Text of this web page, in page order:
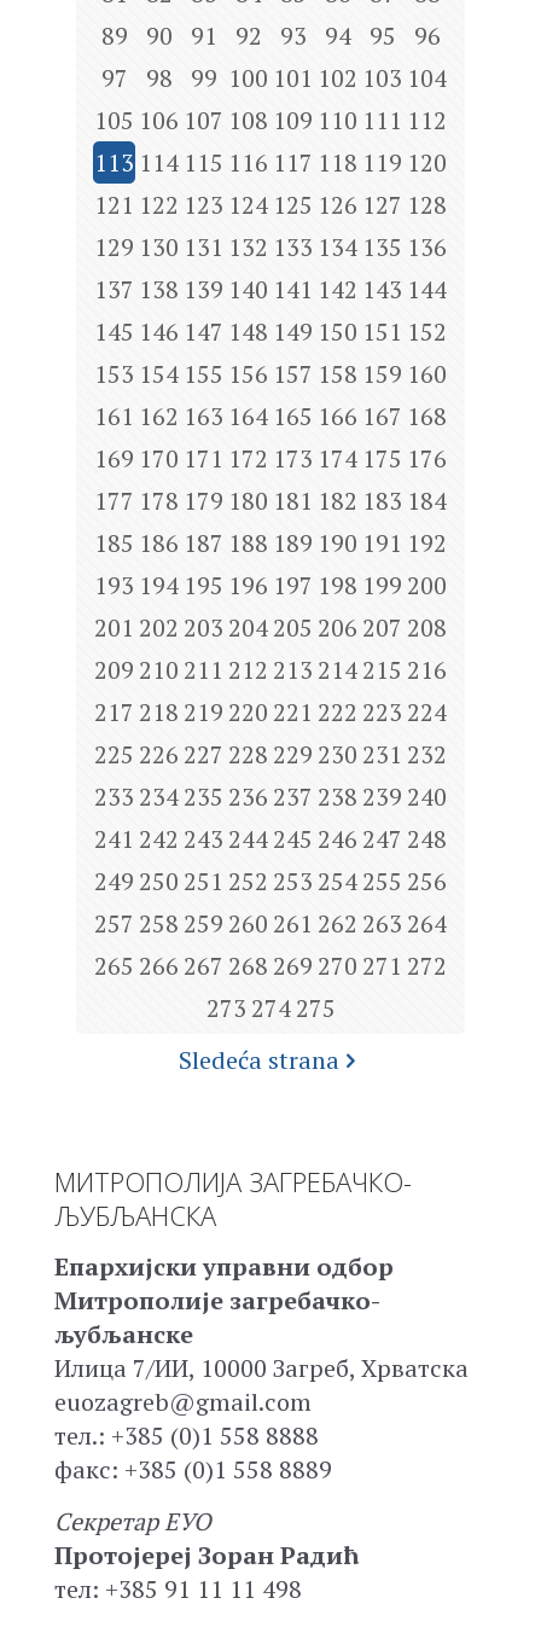
89
90 91 92 93 94 95
96
97
98 99 100 101 102 103 104
105 106 107 108 109 110 111 112
113 114 115 116 117 118 119 120
121 122 123 124 125 126 127 128
129 130 131 132 133 134 135 136
137 138 139 140 141 142 143 144
145 146 147 148 149 150 151 152
153 154 155 156 157 158 159 160
161 162 163 164 165 166 167 168
169 170 171 172 173 174 175 176
177 178 179 180 181 182 183 184
185 186 187 188 189 190 191 192
193 194 195 196 197 198 199 200
201 202 203 204205 206 207 208
209 210 211 212 213 214215 216
217 218 219 220 221 222 223 224
225 226 227 228 229 230 231 232
233 234235 236 237 238 239 240
241 242 243 244245 246 247 248
249 250 251 252 253 254255 256
257 258 259 260 261 262 263 264
265 266 267 268 269 270 271 272
273 274 275
Sledeća strana
МИТРОПОЛИЈА ЗАГРЕБАЧКО-
ЉУБЉАНСКА
Епархијски управни одбор
Митрополије загребачко-
љубљанске
Илица 7/ИИ, 10000 Загреб, Хрватска
euozagreb@gmail.com
тел.: +385 (0)1 558 8888
факс: +385 (0)1 558 8889
Секретар ЕУО
Протојереј Зоран Радић
тел: +385 91 11 11 498